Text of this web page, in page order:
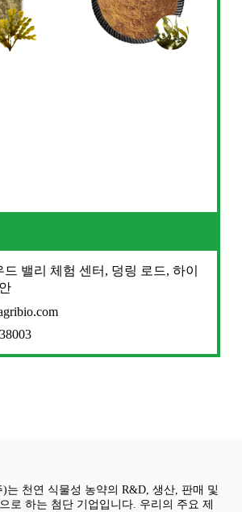
밸리 체험 센터, 덩링 로드, 하이
는 천연 식물성 농약의 R&D, 생산, 판매 및
로 하는 첨단 기업입니다. 우리의 주요 제